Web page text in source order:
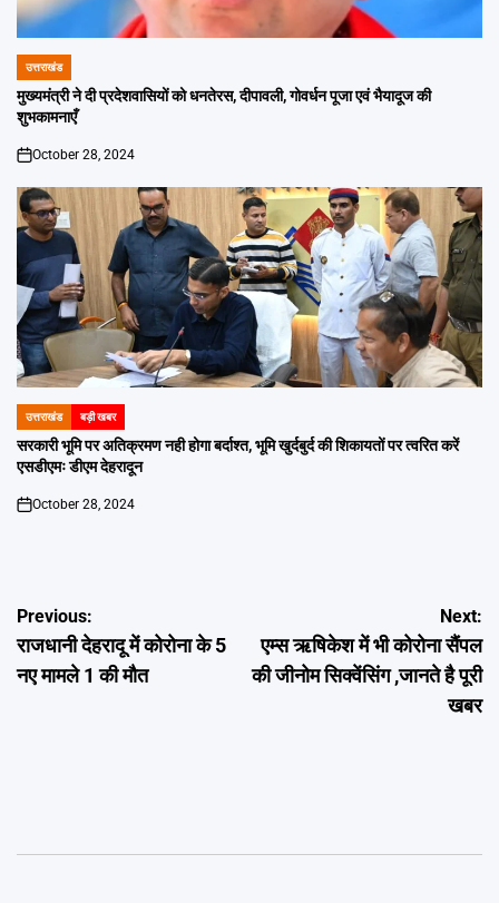
POSTED
IN
उत्तराखंड
मुख्यमंत्री ने दी प्रदेशवासियों को धनतेरस, दीपावली, गोवर्धन पूजा एवं भैयादूज की
शुभकामनाएँ
on
October 28, 2024
POSTED
IN
उत्तराखंड बड़ी खबर
सरकारी भूमि पर अतिक्रमण नही होगा बर्दाश्त, भूमि खुर्दबुर्द की शिकायतों पर त्वरित करें
एसडीएमः डीएम देहरादून
on
October 28, 2024
Post
navigation
Previous:
राजधानी देहरादू में कोरोना के 5
नए मामले 1 की मौत
Next:
एम्स ऋषिकेश में भी कोरोना सैंपल
की जीनोम सिक्वेंसिंग ,जानते है पूरी
खबर